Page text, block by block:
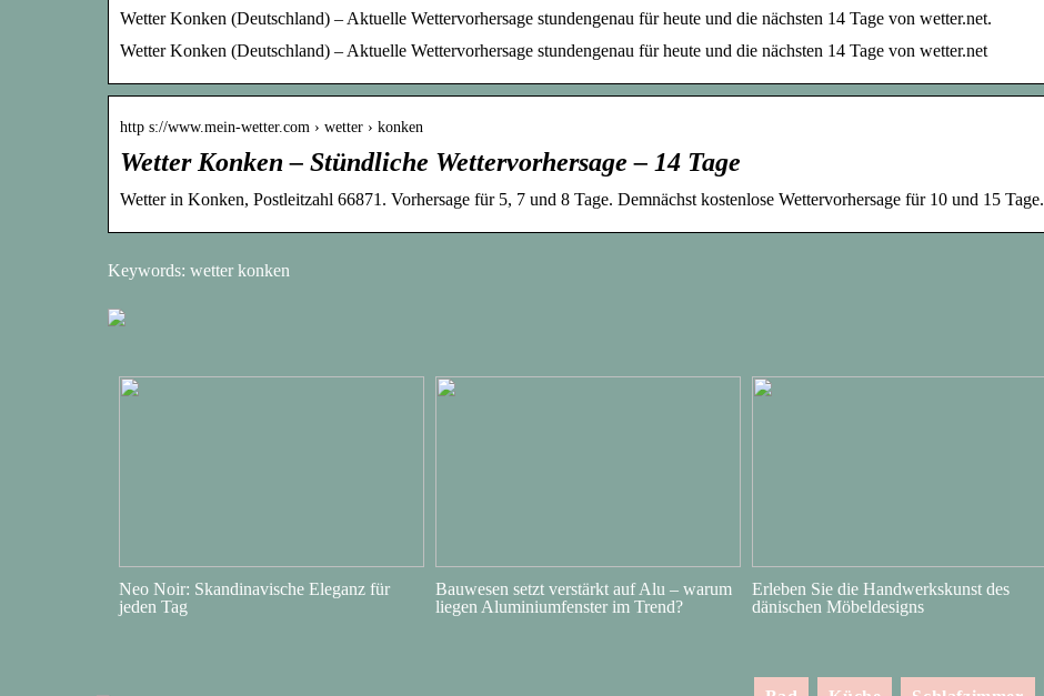
Wetter Konken (Deutschland) – Aktuelle Wettervorhersage stundengenau für heute und die nächsten 14 Tage von wetter.net.
Wetter Konken (Deutschland) – Aktuelle Wettervorhersage stundengenau für heute und die nächsten 14 Tage von wetter.net
http s://www.mein-wetter.com › wetter › konken
Wetter Konken – Stündliche Wettervorhersage – 14 Tage
Wetter in Konken, Postleitzahl 66871. Vorhersage für 5, 7 und 8 Tage. Demnächst kostenlose Wettervorhersage für 10 und 15 Tage.
Keywords: wetter konken
Neo Noir: Skandinavische Eleganz für
jeden Tag
Bauwesen setzt verstärkt auf Alu – warum
liegen Aluminiumfenster im Trend?
Erleben Sie die Handwerkskunst des
dänischen Möbeldesigns